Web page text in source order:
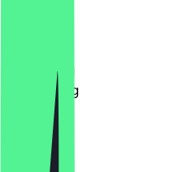
Woensdag
Donderdag
Vrijdag
Zaterdag
Zondag